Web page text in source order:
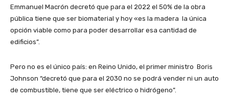
Emmanuel Macrón decretó que para el 2022 el 50% de la obra
pública tiene que ser biomaterial y hoy «es la madera la única
opción viable como para poder desarrollar esa cantidad de
edificios”.
Pero no es el único país: en Reino Unido, el primer ministro Boris
Johnson “decretó que para el 2030 no se podrá vender ni un auto
de combustible, tiene que ser eléctrico o hidrógeno”.